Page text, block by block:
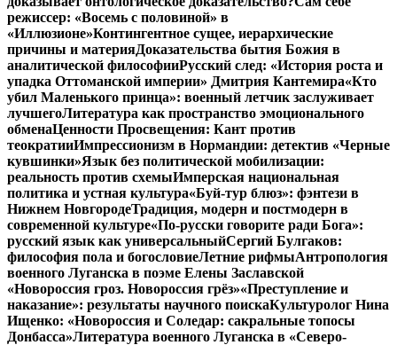
режиссер: «Восемь с половиной» в
«Иллюзионе»Контингентное сущее, иерархические
причины и материяДоказательства бытия Божия в
аналитической философииРусский след: «История роста и
упадка Оттоманской империи» Дмитрия Кантемира«Кто
убил Маленького принца»: военный летчик заслуживает
лучшегоЛитература как пространство эмоционального
обменаЦенности Просвещения: Кант против
теократииИмпрессионизм в Нормандии: детектив «Черные
кувшинки»Язык без политической мобилизации:
реальность против схемыИмперская национальная
политика и устная культура«Буй-тур блюз»: фэнтези в
Нижнем НовгородеТрадиция, модерн и постмодерн в
современной культуре«По-русски говорите ради Бога»:
русский язык как универсальныйСергий Булгаков:
философия пола и богословиеЛетние рифмыАнтропология
военного Луганска в поэме Елены Заславской
«Новороссия гроз. Новороссия грёз»«Преступление и
наказание»: результаты научного поискаКультуролог Нина
Ищенко: «Новороссия и Соледар: сакральные топосы
Донбасса»Литература военного Луганска в «Северо-